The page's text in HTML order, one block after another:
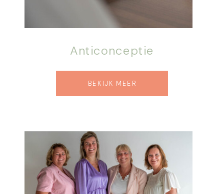
Anticonceptie
BEKIJK MEER